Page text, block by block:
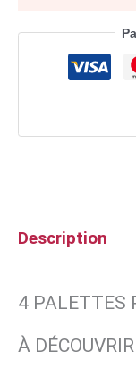
Description
4 PALETTES
À DÉCOUVRIR